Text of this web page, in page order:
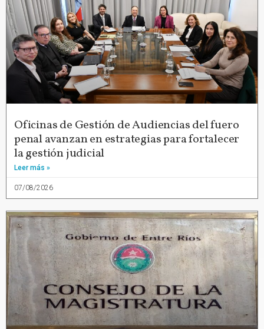
Oficinas de Gestión de Audiencias del fuero
penal avanzan en estrategias para fortalecer
la gestión judicial
Leer más »
07/08/2026